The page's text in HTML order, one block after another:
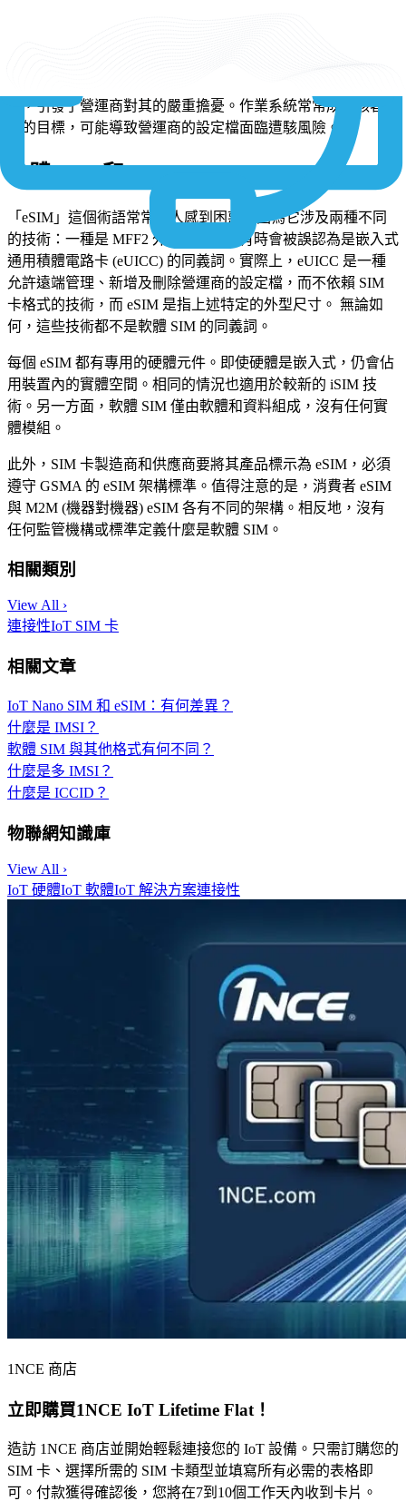
性，引發了營運商對其的嚴重擔憂。作業系統常常成為駭客攻
擊的目標，可能導致營運商的設定檔面臨遭駭風險。
軟體 SIM 和 eSIM
「eSIM」這個術語常常讓人感到困惑，因為它涉及兩種不同
的技術：一種是 MFF2 外型尺寸，而有時會被誤認為是嵌入式
通用積體電路卡 (eUICC) 的同義詞。實際上，eUICC 是一種
允許遠端管理、新增及刪除營運商的設定檔，而不依賴 SIM
卡格式的技術，而 eSIM 是指上述特定的外型尺寸。 無論如
何，這些技術都不是軟體 SIM 的同義詞。
每個 eSIM 都有專用的硬體元件。即使硬體是嵌入式，仍會佔
用裝置內的實體空間。相同的情況也適用於較新的 iSIM 技
術。另一方面，軟體 SIM 僅由軟體和資料組成，沒有任何實
體模組。
此外，SIM 卡製造商和供應商要將其產品標示為 eSIM，必須
遵守 GSMA 的 eSIM 架構標準。值得注意的是，消費者 eSIM
與 M2M (機器對機器) eSIM 各有不同的架構。相反地，沒有
任何監管機構或標準定義什麼是軟體 SIM。
相關類別
View All ›
連接性IoT SIM 卡
相關文章
IoT Nano SIM 和 eSIM：有何差異？
什麼是 IMSI？
軟體 SIM 與其他格式有何不同？
什麼是多 IMSI？
什麼是 ICCID？
物聯網知識庫
View All ›
IoT 硬體IoT 軟體IoT 解決方案連接性
1NCE 商店
立即購買1NCE IoT Lifetime Flat ！
造訪 1NCE 商店並開始輕鬆連接您的 IoT 設備。只需訂購您的
SIM 卡、選擇所需的 SIM 卡類型並填寫所有必需的表格即
可。付款獲得確認後，您將在7到10個工作天內收到卡片。